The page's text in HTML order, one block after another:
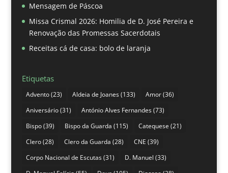
Mensagem de Páscoa
Missa Crismal 2026: Homilia de D. José Pereira e
Renovação das Promessas Sacerdotais
Receitas cá de casa: bolo de laranja
Etiquetas
Advento(23) Aldeia de Joanes(133) Amor(36)
Aniversário(31) António Alves Fernandes(73)
Bispo(39) Bispo da Guarda (115) Catequese (21)
Clero(28) Clero da Guarda (28) CNE (39)
Corpo Nacional de Escutas(31) D. Manuel (33)